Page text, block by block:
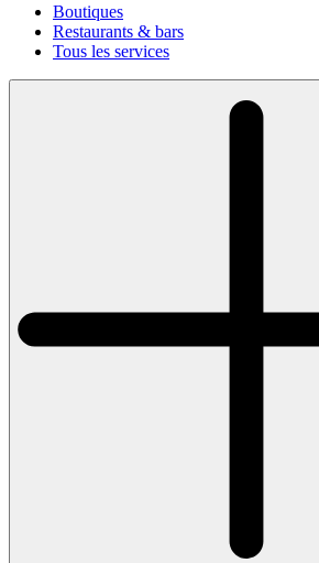
Boutiques
Restaurants & bars
Tous les services